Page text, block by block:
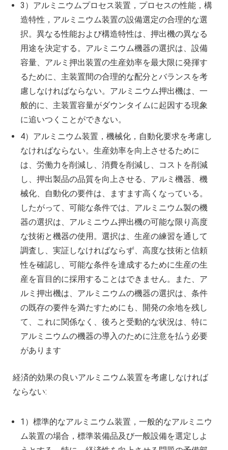
3）アルミニウムプロセス装置，プロセスの性能，構
造特性，アルミニウム装置の設備選定の合理的な選
択。異なる性能および構造特性は、押出機の異なる
用途を決定する。アルミニウム機器の選択は、設備
容量、アルミ押出装置の生産効率を最大限に発揮す
るために、主装置間の合理的な配分とバランスを考
慮しなければならない。アルミニウム押出機は、一
般的に、主装置容量がダウンタイムに起因する現象
に追いつくことができない。
4）アルミニウム装置，機械化，自動化要求を考慮し
なければならない。生産効率を向上させるために
は、労働力を削減し、消費を削減し、コストを削減
し、押出製品の品質を向上させる、アルミ機器、機
械化、自動化の要件は、ますます高くなっている。
したがって、可能な条件では、アルミニウム製の機
器の選択は、アルミニウム押出機の可能な限り高度
な技術と機器の使用。選択は、生産の練習を通して
調査し、実証しなければならず、高度な技術と信頼
性を確認し、可能な条件を達成するために生産の生
産を盲目的に採用することはできません。また、ア
ルミ押出機は、アルミニウムの機器の選択は、条件
の既存の要件を満たすためにも、開発の余地を残し
て、これに関係なく、後ろと受動的な状況は、特に
アルミニウムの機器の導入のために注意を払う必要
があります
経済的効果の良いアルミニウム装置を考慮しなければ
ならない:
1）標準的なアルミニウム装置，一般的なアルミニウ
ム装置の場合，標準装備品及び一般設備を選定しよ